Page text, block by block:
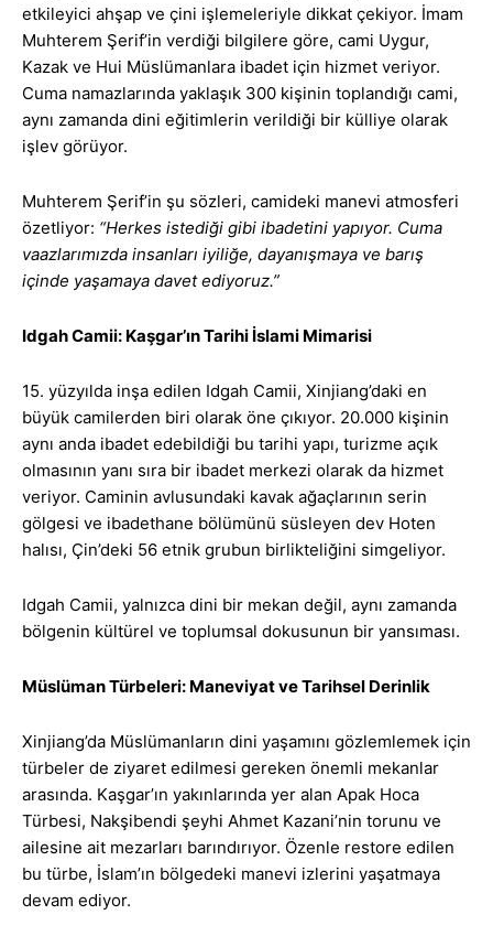
etkileyici ahşap ve çini işlemeleriyle dikkat çekiyor. İmam
Muhterem Şerif’in verdiği bilgilere göre, cami Uygur,
Kazak ve Hui Müslümanlara ibadet için hizmet veriyor.
Cuma namazlarında yaklaşık 300 kişinin toplandığı cami,
aynı zamanda dini eğitimlerin verildiği bir külliye olarak
işlev görüyor.
Muhterem Şerif’in şu sözleri, camideki manevi atmosferi
özetliyor: “Herkes istediği gibi ibadetini yapıyor. Cuma
vaazlarımızda insanları iyiliğe, dayanışmaya ve barış
içinde yaşamaya davet ediyoruz.”
Idgah Camii: Kaşgar’ın Tarihi İslami Mimarisi
15. yüzyılda inşa edilen Idgah Camii, Xinjiang’daki en
büyük camilerden biri olarak öne çıkıyor. 20.000 kişinin
aynı anda ibadet edebildiği bu tarihi yapı, turizme açık
olmasının yanı sıra bir ibadet merkezi olarak da hizmet
veriyor. Caminin avlusundaki kavak ağaçlarının serin
gölgesi ve ibadethane bölümünü süsleyen dev Hoten
halısı, Çin’deki 56 etnik grubun birlikteliğini simgeliyor.
Idgah Camii, yalnızca dini bir mekan değil, aynı zamanda
bölgenin kültürel ve toplumsal dokusunun bir yansıması.
Müslüman Türbeleri: Maneviyat ve Tarihsel Derinlik
Xinjiang’da Müslümanların dini yaşamını gözlemlemek için
türbeler de ziyaret edilmesi gereken önemli mekanlar
arasında. Kaşgar’ın yakınlarında yer alan Apak Hoca
Türbesi, Nakşibendi şeyhi Ahmet Kazani’nin torunu ve
ailesine ait mezarları barındırıyor. Özenle restore edilen
bu türbe, İslam’ın bölgedeki manevi izlerini yaşatmaya
devam ediyor.